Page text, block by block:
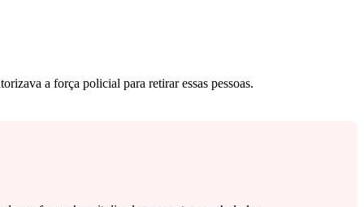
a força policial para retirar essas pessoas.